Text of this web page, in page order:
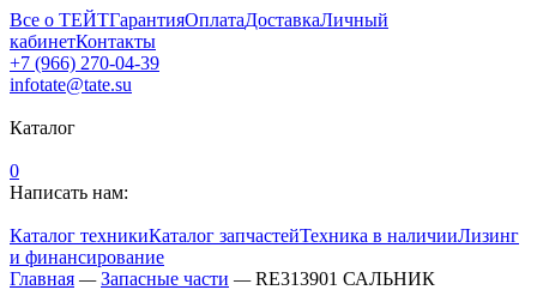
Все о ТЕЙТГарантияОплатаДоставкаЛичный
кабинетКонтакты
+7 (966) 270-04-39
infotate@tate.su
Каталог
0
Написать нам:
Каталог техникиКаталог запчастейТехника в наличииЛизинг
и финансирование
Главная — Запасные части — RE313901 САЛЬНИК